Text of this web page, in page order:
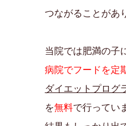
つながることがあ
当院では肥満の子
病院でフードを定
ダイエットプログ
を無料で行ってい